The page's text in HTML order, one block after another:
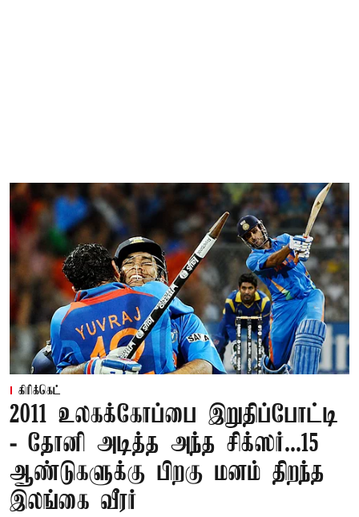
கிரிக்கெட்
2011 உலகக்கோப்பை இறுதிப்போட்டி
- தோனி அடித்த அந்த சிக்ஸர்...15
ஆண்டுகளுக்கு பிறகு மனம் திறந்த
இலங்கை வீரர்